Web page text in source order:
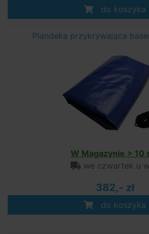
do koszyka
Plandeka przykrywająca
W Magazynie > 10
we czwartek u
382,- zł
do koszyka